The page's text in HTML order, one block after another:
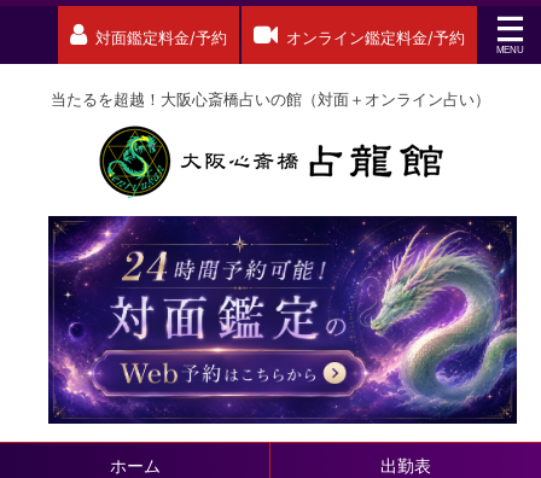
対面鑑定料金/予約 オンライン鑑定料金/予約
当たるを超越！大阪心斎橋占いの館（対面＋オンライン占い）
ホーム 出勤表